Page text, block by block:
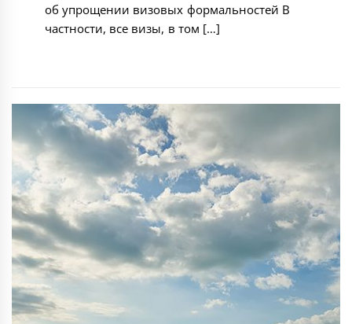
об упрощении визовых формальностей В
частности, все визы, в том […]